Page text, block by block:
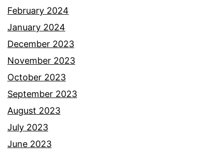
February 2024
January 2024
December 2023
November 2023
October 2023
September 2023
August 2023
July 2023
June 2023